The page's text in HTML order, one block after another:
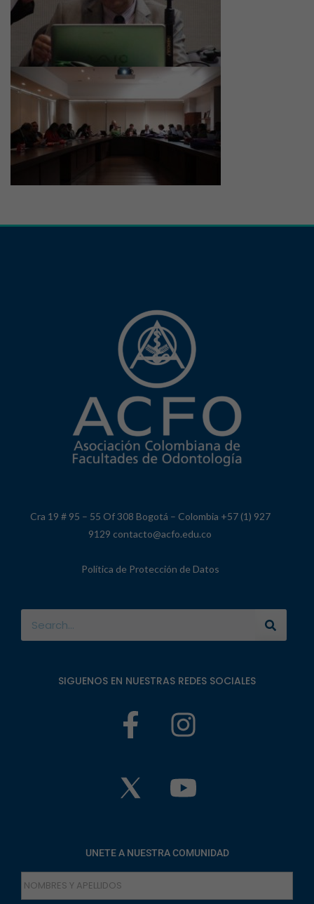
Cra 19 # 95 – 55 Of 308 Bogotá – Colombia +57 (1) 927
9129 contacto@acfo.edu.co
Política de Protección de Datos
SIGUENOS EN NUESTRAS REDES SOCIALES
UNETE A NUESTRA COMUNIDAD